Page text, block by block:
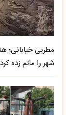
مطربی خیابانی؛
شهر را ماتم زده کرد